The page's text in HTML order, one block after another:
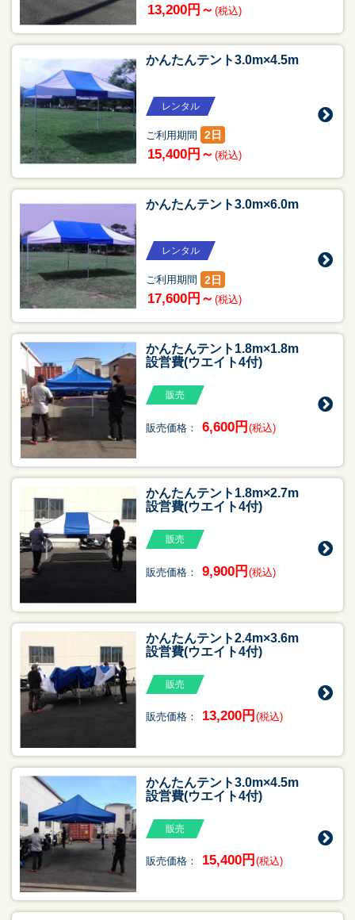
13,200円～ (税込)
かんたんテント3.0m×4.5m
レンタル
ご利用期間 2日
15,400円～ (税込)
かんたんテント3.0m×6.0m
レンタル
ご利用期間 2日
17,600円～ (税込)
かんたんテント1.8m×1.8m
設営費(ウエイト4付)
販売
販売価格： 6,600円(税込)
かんたんテント1.8m×2.7m
設営費(ウエイト4付)
販売
販売価格： 9,900円(税込)
かんたんテント2.4m×3.6m
設営費(ウエイト4付)
販売
販売価格： 13,200円 (税込)
かんたんテント3.0m×4.5m
設営費(ウエイト4付)
販売
販売価格： 15,400円 (税込)